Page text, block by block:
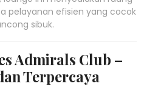
pelayanan efisien yang cocok
sibuk.
Admirals Club –
Terpercaya